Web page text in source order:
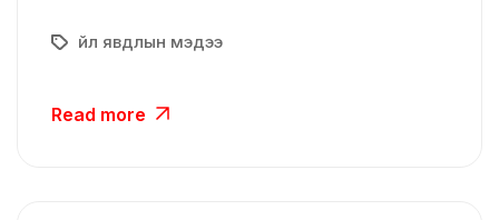
Үйл явдлын мэдээ
Read more